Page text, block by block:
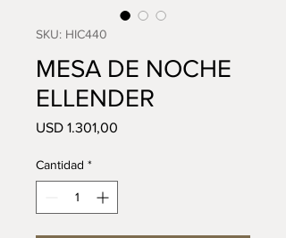
SKU: HIC440
MESA DE NOCHE
ELLENDER
USD 1.301,00
Cantidad *